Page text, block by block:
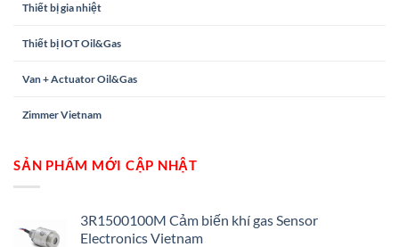
Thiết bị gia nhiệt
Thiết bị IOT Oil&Gas
Van + Actuator Oil&Gas
Zimmer Vietnam
SẢN PHẨM MỚI CẬP NHẬT
3R1500100M Cảm biến khí gas Sensor
Electronics Vietnam